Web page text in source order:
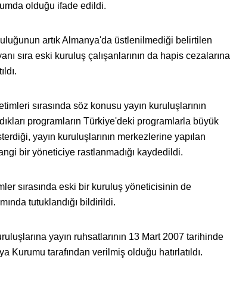
olduğu ifade edildi.
artık Almanya'da üstlenilmediği belirtilen
sıra eski kuruluş çalışanlarının da hapis cezalarına
sırasında söz konusu yayın kuruluşlarının
programların Türkiye'deki programlarla büyük
yayın kuruluşlarının merkezlerine yapılan
bir yöneticiye rastlanmadığı kaydedildi.
sırasında eski bir kuruluş yöneticisinin de
tutuklandığı bildirildi.
yayın ruhsatlarının 13 Mart 2007 tarihinde
Kurumu tarafından verilmiş olduğu hatırlatıldı.